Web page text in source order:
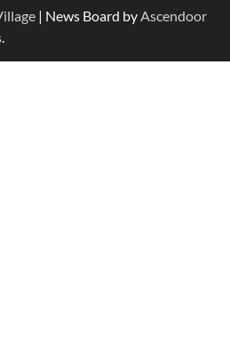
| News Board byAscendoor
.